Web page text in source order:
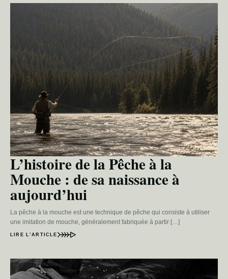
L’histoire de la Pêche à la
Mouche : de sa naissance à
aujourd’hui
La pêche à la mouche est une technique de pêche qui consiste à utiliser
une imitation de mouche, généralement fabriquée à partir […]
LIRE L’ARTICLE